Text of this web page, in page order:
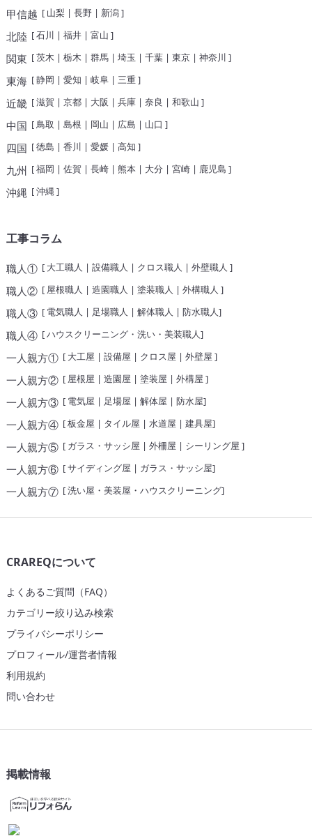
甲信越 [ 山梨 | 長野| 新潟]
北陸 [石川 | 福井| 富山 ]
関東 [茨木 | 栃木 | 群馬| 埼玉 | 千葉| 東京| 神奈川 ]
東海[静岡 | 愛知 | 岐阜| 三重]
近畿[滋賀 | 京都| 大阪 | 兵庫| 奈良 | 和歌山 ]
中国 [鳥取 | 島根 | 岡山 | 広島 | 山口 ]
四国 [徳島 | 香川 | 愛媛| 高知 ]
九州 [福岡 | 佐賀 | 長崎| 熊本| 大分 | 宮崎| 鹿児島 ]
沖縄 [沖縄]
工事コラム
職人①[ 大工職人 | 設備職人 | クロス職人 | 外壁職人 ]
職人②[ 屋根職人 | 造園職人 | 塗装職人 | 外構職人 ]
職人③[ 電気職人 | 足場職人 | 解体職人 | 防水職人]
職人④[ハウスクリーニング・洗い・美装職人]
一人親方①[ 大工屋 | 設備屋 | クロス屋 | 外壁屋 ]
一人親方②[ 屋根屋 | 造園屋 | 塗装屋 | 外構屋 ]
一人親方③[ 電気屋 | 足場屋 | 解体屋 | 防水屋]
一人親方④[板金屋 | タイル屋 | 水道屋 | 建具屋]
一人親方⑤[ ガラス・サッシ屋 | 外柵屋 | シーリング屋 ]
一人親方⑥[サイディング屋 | ガラス・サッシ屋]
一人親方⑦[洗い屋・美装屋・ハウスクリーニング]
CRAREQについて
よくあるご質問（FAQ）
カテゴリー絞り込み検索
プライバシーポリシー
プロフィール/運営者情報
利用規約
問い合わせ
掲載情報